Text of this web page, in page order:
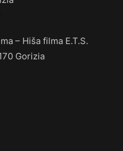
– Hiša filma E.T.S.
Gorizia